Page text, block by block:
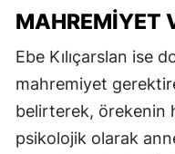
MAHREMIYET
Ebe Kılıçarslan ise
mahremiyet
belirterek, örekenin
psikolojik olarak